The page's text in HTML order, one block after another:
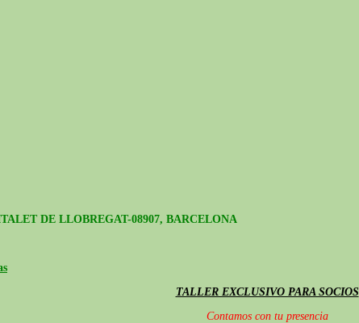
DE LLOBREGAT-08907, BARCELONA
TALLER EXCLUSIVO PARA SOCIOS
Contamos con tu presencia